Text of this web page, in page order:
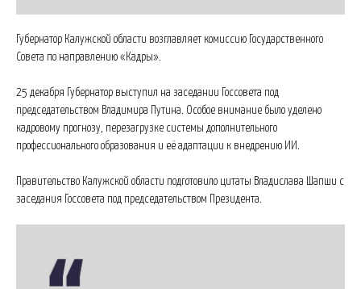
Губернатор Калужской области возглавляет комиссию Государственного
Совета по направлению «Кадры».
25 декабря Губернатор выступил на заседании Госсовета под
председательством Владимира Путина. Особое внимание было уделено
кадровому прогнозу, перезагрузке системы дополнительного
профессионального образования и её адаптации к внедрению ИИ.
Правительство Калужской области подготовило цитаты Владислава Шапши с
заседания Госсовета под председательством Президента.